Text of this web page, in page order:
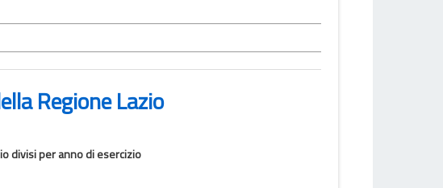
Regione Lazio
divisi per anno di esercizio